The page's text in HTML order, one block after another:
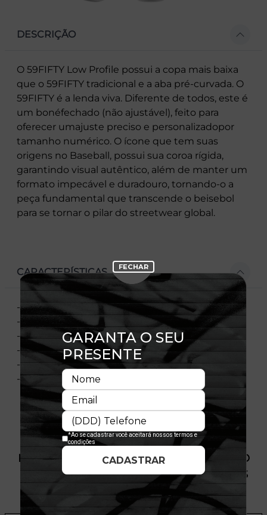
DESCRIÇÃO
O 59FIFTY Low Profile possui a copa mais baixa
que o 59FIFTY tradicional e a aba pré-curvada. O
59FIFTY é a lenda viva. Diferente de todos, este é
um bonéfechado (não ajustável), feito para
oferecer umajuste preciso e personalizadopor
tamanho numérico. O ícone que tem suas
origens no Baseball, possui sua coroa rígida,
garantindo visual autêntico, além de manter um
formato impecável e duradouro, tornando-o a
peça fundamental que transcende o beisebol
para se tornar o pilar do streetwear global.
CARACTERÍSTICAS
- Modelo fechado (Fitted), vendido por tamanho
- Copa estruturada
- Aba pré-curvada
- Flag New Era bordada na lateral esquerda
- Licença oficial
- Composição:100% Poliéster
PRODUTO SEM ESTOQUE DÍSPONÍVEL NO
SITE, CONSULTE A DISPONIBILIDADE NAS
LOJAS